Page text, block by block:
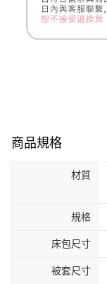
商品規格
材質
規格
床包尺寸
被套尺寸